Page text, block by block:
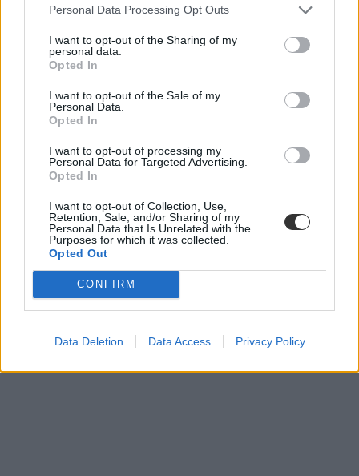
Personal Data Processing Opt Outs
I want to opt-out of the Sharing of my
personal data.
Opted In
I want to opt-out of the Sale of my
Personal Data.
Opted In
I want to opt-out of processing my
Personal Data for Targeted Advertising.
Opted In
I want to opt-out of Collection, Use,
Retention, Sale, and/or Sharing of my
Personal Data that Is Unrelated with the
Purposes for which it was collected.
Opted Out
CONFIRM
Data Deletion Data Access Privacy Policy
ahang
sajtótájékoztató
leadási határidő
ellenkonzultáció